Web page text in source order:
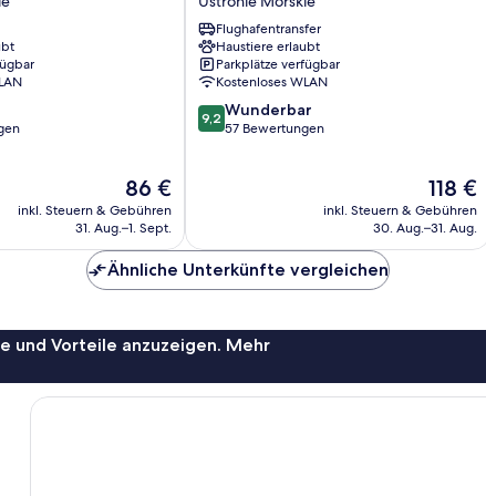
Der
Preis
beträgt
86 €
inkl. Steuern & Gebühren
31. Aug.–1. Sept.
Morskie
Ustronie
Morskie
Flughafentransfer
Haustiere erlaubt
Parkplätze verfügbar
Kostenloses WLAN
9.2
von
9,2 Wunderbar
57 Bewertungen
Der
Preis
beträgt
118 €
inkl. Steuern & Gebühren
30. Aug.–31. Aug.
Ähnliche Unterkünfte vergleichen
und Vorteile anzuzeigen. Mehr